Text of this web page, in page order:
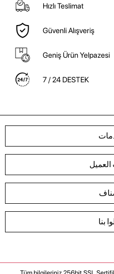
Hızlı Teslimat
Güvenli Alışveriş
Geniş Ürün Yelpazesi
7 / 24 DESTEK
بنا
Tüm bilgileriniz 256bit SSL